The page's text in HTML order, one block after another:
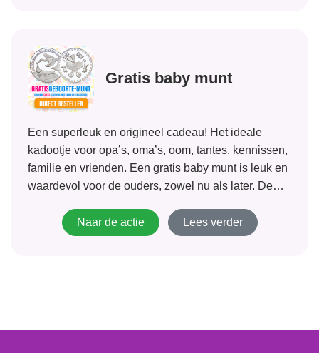
Gratis baby munt
Een superleuk en origineel cadeau! Het ideale
kadootje voor opa’s, oma’s, oom, tantes, kennissen,
familie en vrienden. Een gratis baby munt is leuk en
waardevol voor de ouders, zowel nu als later. De
de Munt-Online. Er is...
Naar de actie Lees verder